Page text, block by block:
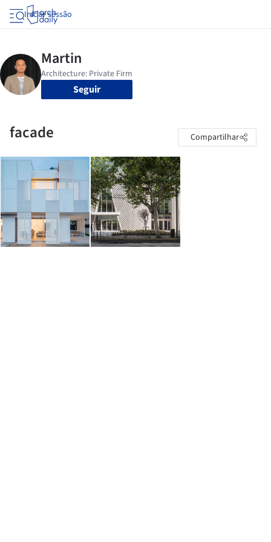
Iniciar sessão
Seguir
facade Compartilhar